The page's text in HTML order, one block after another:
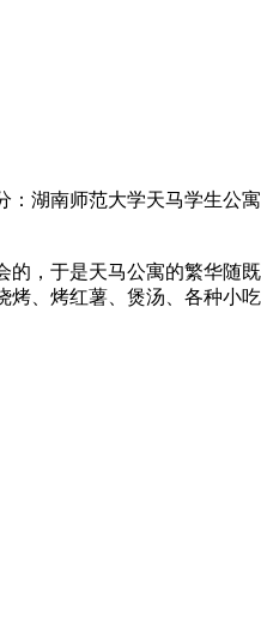
湖南师范大学天马学生公
，于是天马公寓的繁华随
、烤红薯、煲汤、各种小